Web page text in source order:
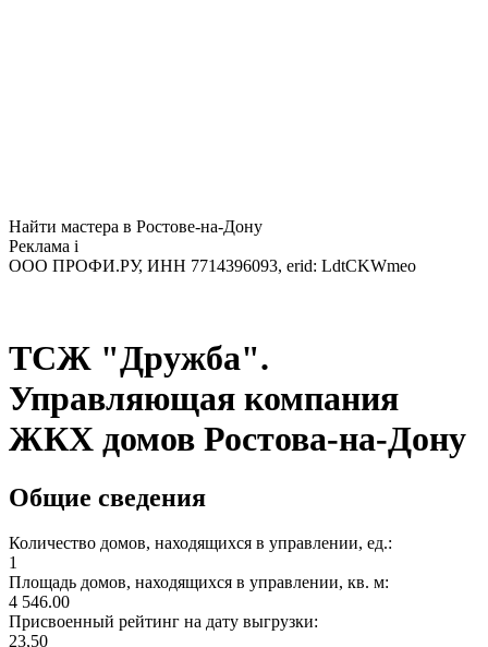
Найти мастера в Ростове-на-Дону
Реклама i
ООО ПРОФИ.РУ, ИНН 7714396093, erid: LdtCKWmeo
ТСЖ "Дружба".
Управляющая компания
ЖКХ домов Ростова-на-Дону
Общие сведения
Количество домов, находящихся в управлении, ед.:
1
Площадь домов, находящихся в управлении, кв. м:
4 546.00
Присвоенный рейтинг на дату выгрузки:
23,50